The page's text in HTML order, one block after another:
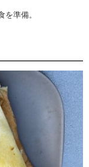
準備。